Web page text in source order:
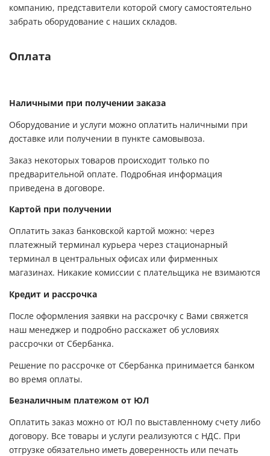
компанию, представители которой смогу самостоятельно
забрать оборудование с наших складов.
Оплата
Наличными при получении заказа
Оборудование и услуги можно оплатить наличными при
доставке или получении в пункте самовывоза.
Заказ некоторых товаров происходит только по
предварительной оплате. Подробная информация
приведена в договоре.
Картой при получении
Оплатить заказ банковской картой можно: через
платежный терминал курьера через стационарный
терминал в центральных офисах или фирменных
магазинах. Никакие комиссии с плательщика не взимаются
Кредит и рассрочка
После оформления заявки на рассрочку с Вами свяжется
наш менеджер и подробно расскажет об условиях
рассрочки от Сбербанка.
Решение по рассрочке от Сбербанка принимается банком
во время оплаты.
Безналичным платежом от ЮЛ
Оплатить заказ можно от ЮЛ по выставленному счету либо
договору. Все товары и услуги реализуются с НДС. При
отгрузке обязательно иметь доверенность или печать